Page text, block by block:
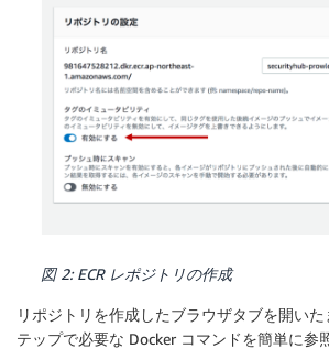
図 2: ECR レポジトリの作成
リポジトリを作成したブラウザタブを開い
テップで必要な Docker コマンドを簡単に参